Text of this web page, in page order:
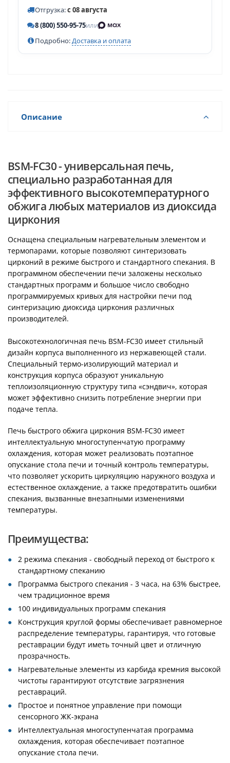
Отгрузка:с 08 августа
8 (800) 550-95-75или
Подробно:Доставка и оплата
Описание
BSM-FC30 - универсальная печь,
специально разработанная для
эффективного высокотемпературного
обжига любых материалов из диоксида
циркония
Оснащена специальным нагревательным элементом и
термопарами, которые позволяют синтеризовать
цирконий в режиме быстрого и стандартного спекания. В
программном обеспечении печи заложены несколько
стандартных программ и большое число свободно
программируемых кривых для настройки печи под
синтеризацию диоксида циркония различных
производителей.
Высокотехнологичная печь BSM-FC30 имеет стильный
дизайн корпуса выполненного из нержавеющей стали.
Специальный термо-изолирующий материал и
конструкция корпуса образуют уникальную
теплоизоляционную структуру типа «сэндвич», которая
может эффективно снизить потребление энергии при
подаче тепла.
Печь быстрого обжига циркония BSM-FC30 имеет
интеллектуальную многоступенчатую программу
охлаждения, которая может реализовать поэтапное
опускание стола печи и точный контроль температуры,
что позволяет ускорить циркуляцию наружного воздуха и
естественное охлаждение, а также предотвратить ошибки
спекания, вызванные внезапными изменениями
температуры.
Преимущества:
2 режима спекания - свободный переход от быстрого к
стандартному спеканию
Программа быстрого спекания - 3 часа, на 63% быстрее,
чем традиционное время
100 индивидуальных программ спекания
Конструкция круглой формы обеспечивает равномерное
распределение температуры, гарантируя, что готовые
реставрации будут иметь точный цвет и отличную
прозрачность.
Нагревательные элементы из карбида кремния высокой
чистоты гарантируют отсутствие загрязнения
реставраций.
Простое и понятное управление при помощи
сенсорного ЖК-экрана
Интеллектуальная многоступенчатая программа
охлаждения, которая обеспечивает поэтапное
опускание стола печи.